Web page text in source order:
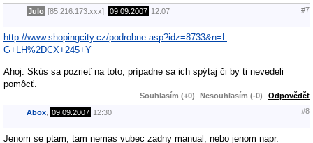
Julo [85.216.173.xxx], 09.09.2007 12:07 #7
http://www.shopingcity.cz/podrobne.asp?idz=8733&n=L
G+LH%2DCX+245+Y
Ahoj. Skús sa pozrieť na toto, prípadne sa ich spýtaj či by ti nevedeli
pomôcť.
Souhlasím (+0) Nesouhlasím (-0) Odpovědět
Abox 09.09.2007 12:30 #8
Jenom se ptam, tam nemas vubec zadny manual, nebo jenom napr.